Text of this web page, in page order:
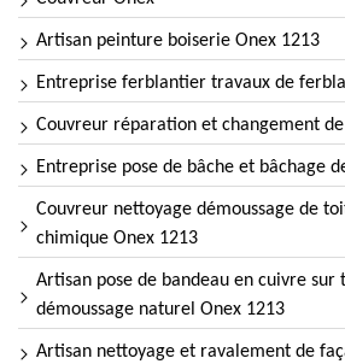
Artisan peinture boiserie Onex 1213
Entreprise ferblantier travaux de
Couvreur réparation et changement
Entreprise pose de bâche et bâchage
Couvreur nettoyage démoussage de
chimique Onex 1213
Artisan pose de bandeau en cuivre sur
démoussage naturel Onex 1213
Artisan nettoyage et ravalement de